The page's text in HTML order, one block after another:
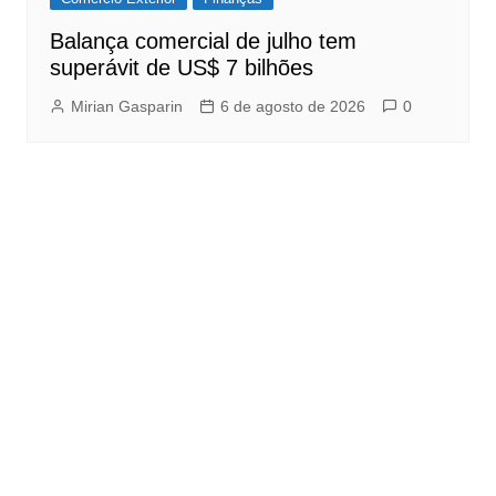
Balança comercial de julho tem
superávit de US$ 7 bilhões
Mirian Gasparin 6 de agosto de 2026 0